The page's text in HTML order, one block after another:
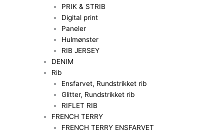
PRIK & STRIB
Digital print
Paneler
Hulmønster
RIB JERSEY
DENIM
Rib
Ensfarvet, Rundstrikket rib
Glitter, Rundstrikket rib
RIFLET RIB
FRENCH TERRY
FRENCH TERRY ENSFARVET